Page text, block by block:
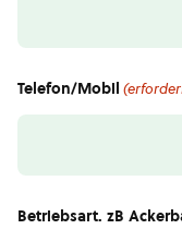
Telefon/Mobil
Betriebsart. zB